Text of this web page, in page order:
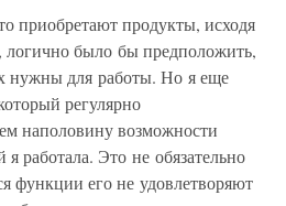
приобретают продукты, исходя
логично было бы предположить,
нужны для работы. Но я еще
регулярно
наполовину возможности
работала. Это не обязательно
функции его не удовлетворяют